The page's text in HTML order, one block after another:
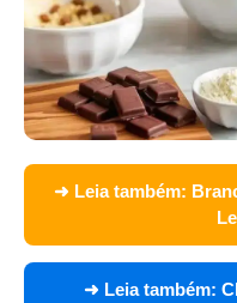
➜ Leia também:
➜ Leia também: